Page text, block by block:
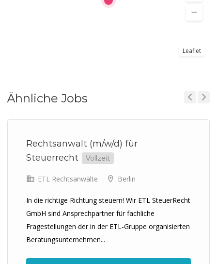
Leaflet
Ähnliche Jobs
Rechtsanwalt (m/w/d) für
Steuerrecht
Vollzeit
ETL Rechtsanwälte Berlin
In die richtige Richtung steuern! Wir ETL SteuerRecht
GmbH sind Ansprechpartner für fachliche
Fragestellungen der in der ETL-Gruppe organisierten
Beratungsunternehmen...